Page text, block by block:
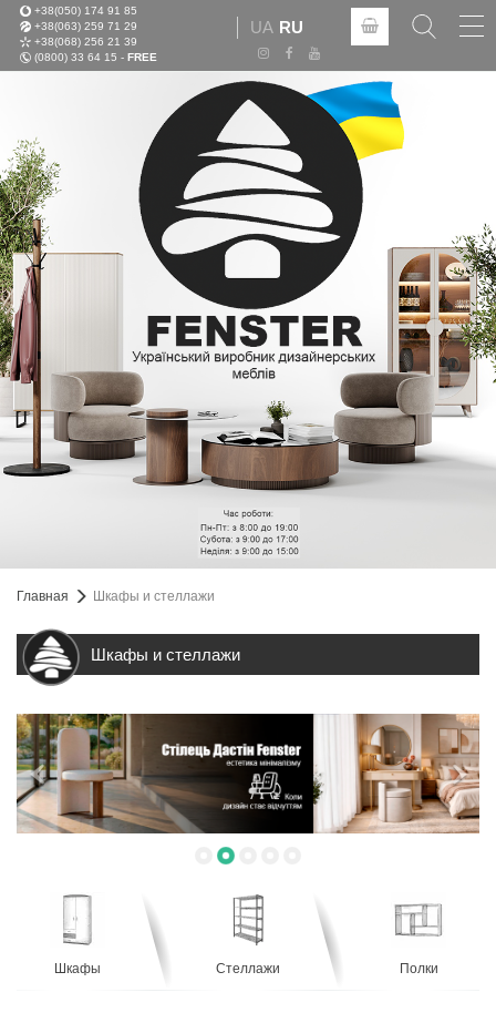
+38(050) 174 91 85
+38(063) 259 71 29
+38(068) 256 21 39
(0800) 33 64 15 - FREE
UA RU
Главная Шкафы и стеллажи
Шкафы и стеллажи
Шкафы Стеллажи Полки